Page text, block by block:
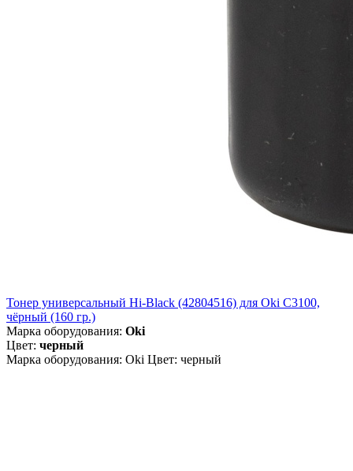
Тонер универсальный Hi-Black (42804516) для Oki С3100,
чёрный (160 гр.)
Марка оборудования: Oki
Цвет: черный
Марка оборудования: Oki Цвет: черный